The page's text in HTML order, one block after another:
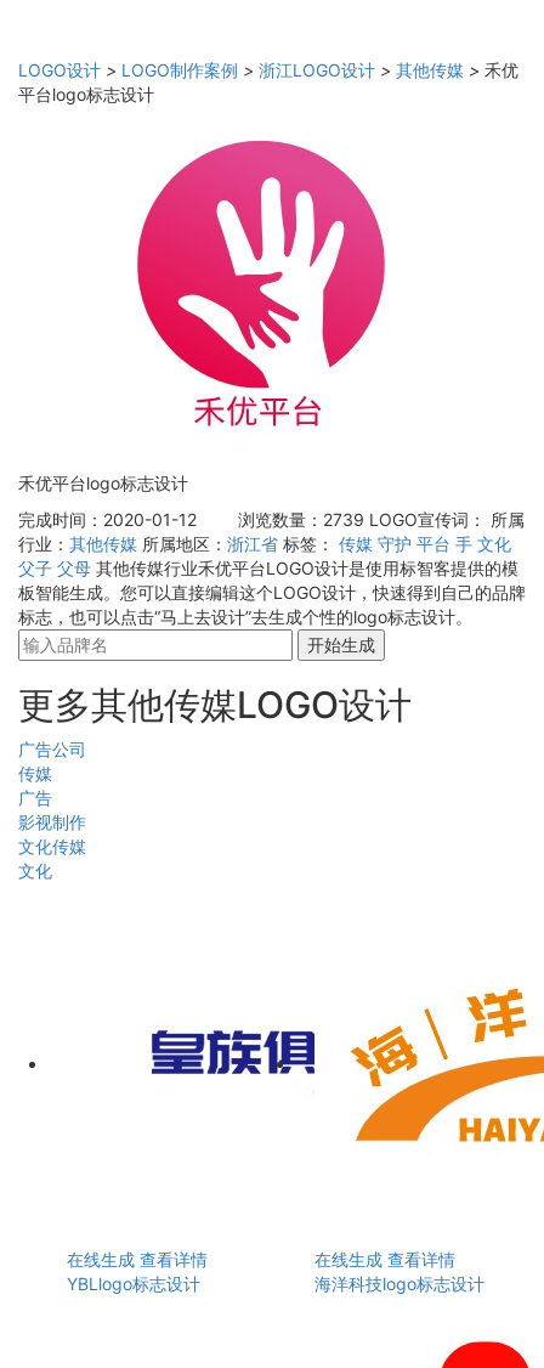
LOGO设计 > LOGO制作案例 > 浙江LOGO设计 > 其他传媒 > 禾优
平台logo标志设计
禾优平台logo标志设计
完成时间：2020-01-12
浏览数量：2739 LOGO宣传词：
所属
行业： 其他传媒 所属地区： 浙江省 标签： 传媒 守护 平台 手 文化
父子 父母 其他传媒行业禾优平台LOGO设计是使用标智客提供的模
板智能生成。您可以直接编辑这个LOGO设计，快速得到自己的品牌
标志，也可以点击“马上去设计”去生成个性的logo标志设计。
开始生成
更多其他传媒LOGO设计
广告公司
传媒
广告
影视制作
文化传媒
文化
在线生成 查看详情
YBLlogo标志设计
在线生成 查看详情
海洋科技logo标志设计